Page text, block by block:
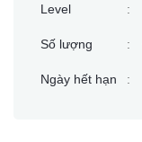
Level :
Số lượng :
Ngày hết hạn :